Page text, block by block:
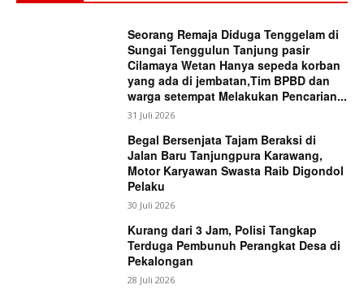
Seorang Remaja Diduga Tenggelam di
Sungai Tenggulun Tanjung pasir
Cilamaya Wetan Hanya sepeda korban
yang ada di jembatan,Tim BPBD dan
warga setempat Melakukan Pencarian...
31 Juli 2026
Begal Bersenjata Tajam Beraksi di
Jalan Baru Tanjungpura Karawang,
Motor Karyawan Swasta Raib Digondol
Pelaku
30 Juli 2026
Kurang dari 3 Jam, Polisi Tangkap
Terduga Pembunuh Perangkat Desa di
Pekalongan
28 Juli 2026